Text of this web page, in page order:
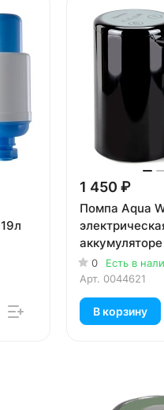
1 450 ₽
Помпа Aqua
адаптером
бутылей (в
0
Есть в
Арт. 0044621
В корзину